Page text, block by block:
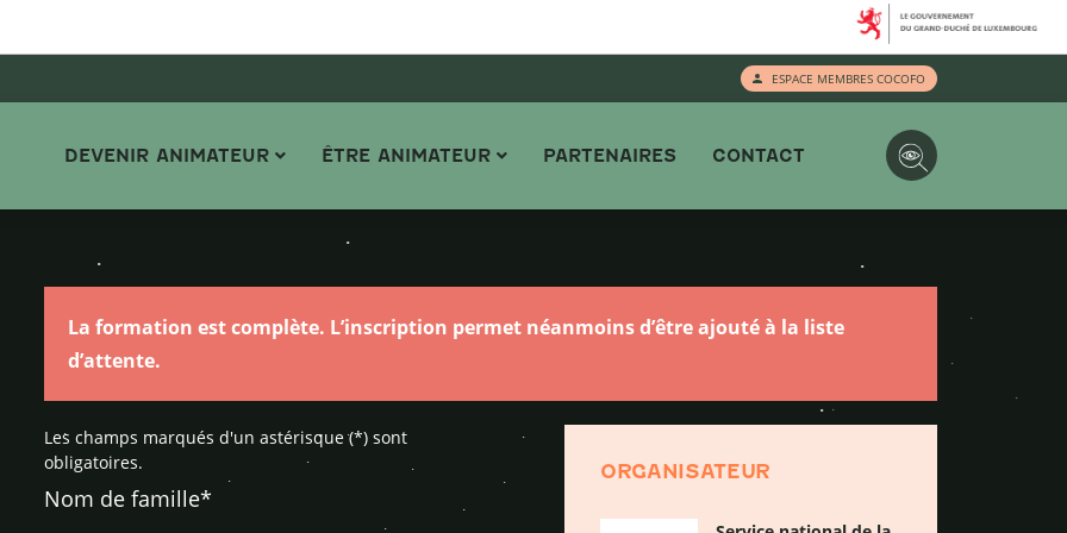
ESPACE MEMBRES COCOFO
DEVENIR ANIMATEUR ÊTRE ANIMATEUR PARTENAIRES CONTACT
La formation est complète. L’inscription permet néanmoins d’être ajouté à la liste
d’attente.
Les champs marqués d'un astérisque (*) sont
obligatoires.
Nom de famille*
ORGANISATEUR